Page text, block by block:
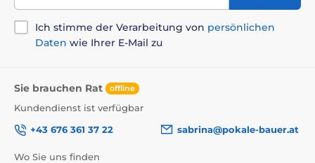
Ich stimme der Verarbeitung von persönlichen
Daten wie Ihrer E-Mail zu
Sie brauchen Rat offline
Kundendienst ist verfügbar
+43 676 361 37 22
sabrina@pokale-bauer.at
Wo Sie uns finden